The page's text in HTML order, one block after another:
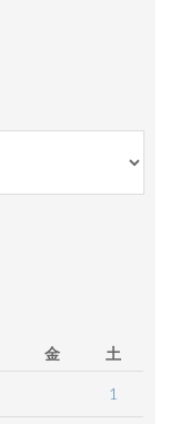
金 土
1